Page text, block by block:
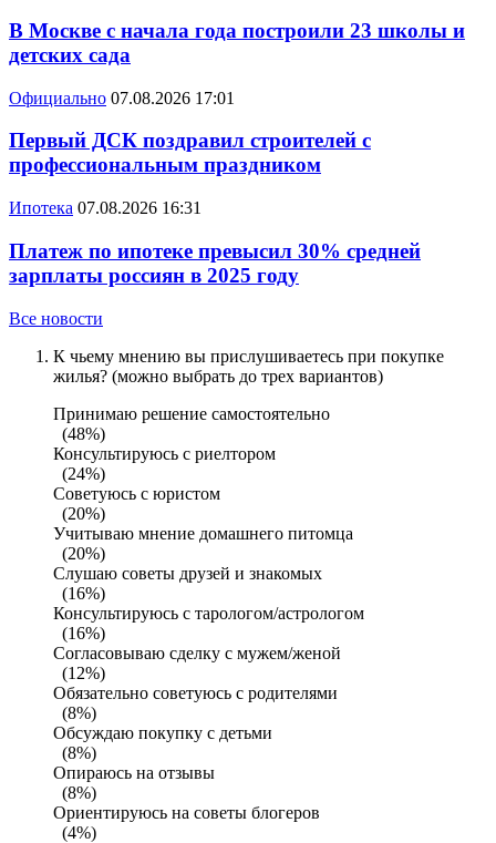
В Москве с начала года построили 23 школы и
детских сада
Официально 07.08.2026 17:01
Первый ДСК поздравил строителей с
профессиональным праздником
Ипотека 07.08.2026 16:31
Платеж по ипотеке превысил 30% средней
зарплаты россиян в 2025 году
Все новости
К чьему мнению вы прислушиваетесь при покупке
жилья? (можно выбрать до трех вариантов)
Принимаю решение самостоятельно
(48%)
Консультируюсь с риелтором
(24%)
Советуюсь с юристом
(20%)
Учитываю мнение домашнего питомца
(20%)
Слушаю советы друзей и знакомых
(16%)
Консультируюсь с тарологом/астрологом
(16%)
Согласовываю сделку с мужем/женой
(12%)
Обязательно советуюсь с родителями
(8%)
Обсуждаю покупку с детьми
(8%)
Опираюсь на отзывы
(8%)
Ориентируюсь на советы блогеров
(4%)